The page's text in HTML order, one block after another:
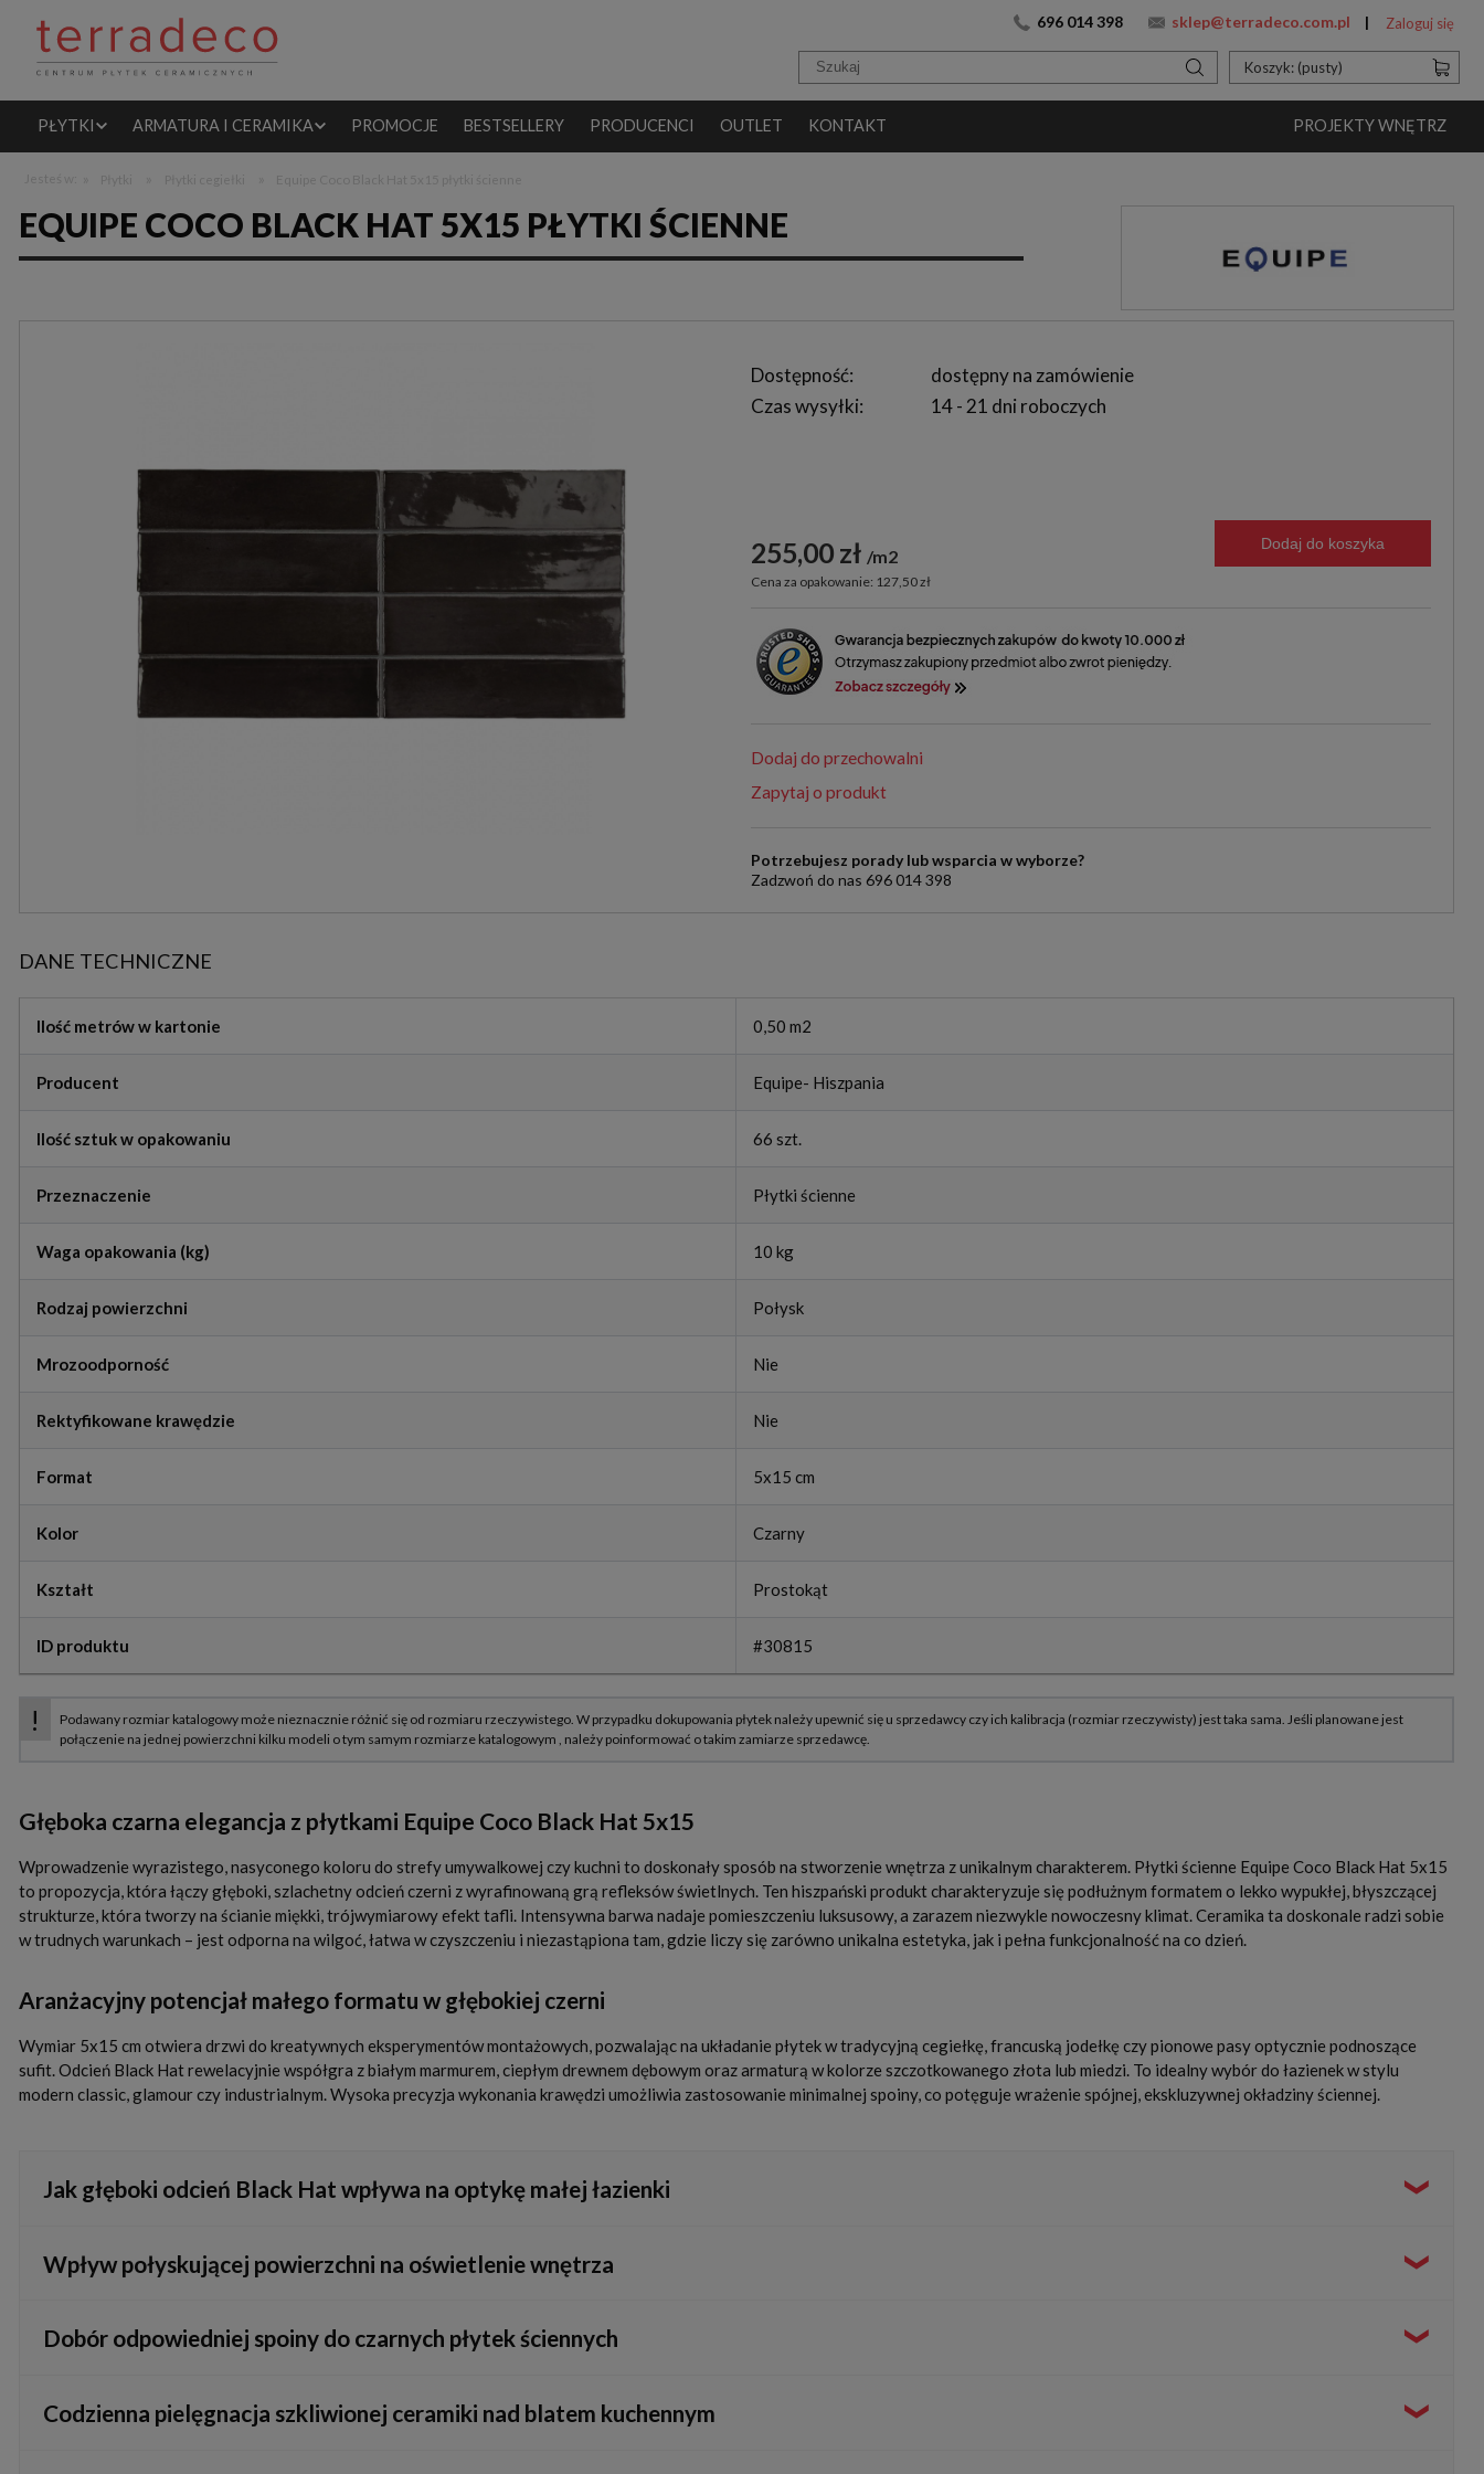
696 014 398 sklep@terradeco.com.pl Zaloguj się
Koszyk: (pusty)
PŁYTKI ARMATURA I CERAMIKA PROMOCJE BESTSELLERY PRODUCENCI OUTLET KONTAKT PROJEKTY WNĘTRZ
EQUIPE COCO BLACK HAT 5X15 PŁYTKI ŚCIENNE
Dostępność:
dostępny na zamówienie
Czas wysyłki:
14 - 21 dni roboczych
255,00 zł m2
Cena za opakowanie: 127,50 zł
Dodaj do koszyka
Dodaj do przechowalni
Zapytaj o produkt
Potrzebujesz porady lub wsparcia w wyborze?
Zadzwoń do nas 696 014 398
DANE TECHNICZNE
Ilość metrów w kartonie 0,50 m2
Producent Equipe- Hiszpania
Ilość sztuk w opakowaniu 66 szt.
Przeznaczenie Płytki ścienne
Waga opakowania (kg) 10 kg
Rodzaj powierzchni Połysk
Mrozoodporność Nie
Rektyfikowane krawędzie Nie
Format 5x15 cm
Kolor Czarny
Kształt Prostokąt
ID produktu #30815
Głęboka czarna elegancja z płytkami Equipe Coco Black Hat 5x15
Wprowadzenie wyrazistego, nasyconego koloru do strefy umywalkowej czy kuchni to doskonały sposób na stworzenie wnętrza z unikalnym charakterem. Płytki ścienne Equipe Coco Black Hat 5x15
to propozycja, która łączy głęboki, szlachetny odcień czerni z wyrafinowaną grą refleksów świetlnych. Ten hiszpański produkt charakteryzuje się podłużnym formatem o lekko wypukłej, błyszczącej
strukturze, która tworzy na ścianie miękki, trójwymiarowy efekt tafli. Intensywna barwa nadaje pomieszczeniu luksusowy, a zarazem niezwykle nowoczesny klimat. Ceramika ta doskonale radzi sobie
w trudnych warunkach – jest odporna na wilgoć, łatwa w czyszczeniu i niezastąpiona tam, gdzie liczy się zarówno unikalna estetyka, jak i pełna funkcjonalność na co dzień.
Aranżacyjny potencjał małego formatu w głębokiej czerni
Wymiar 5x15 cm otwiera drzwi do kreatywnych eksperymentów montażowych, pozwalając na układanie płytek w tradycyjną cegiełkę, francuską jodełkę czy pionowe pasy optycznie podnoszące
sufit. Odcień Black Hat rewelacyjnie współgra z białym marmurem, ciepłym drewnem dębowym oraz armaturą w kolorze szczotkowanego złota lub miedzi. To idealny wybór do łazienek w stylu
modern classic, glamour czy industrialnym. Wysoka precyzja wykonania krawędzi umożliwia zastosowanie minimalnej spoiny, co potęguje wrażenie spójnej, ekskluzywnej okładziny ściennej.
Jak głęboki odcień Black Hat wpływa na optykę małej łazienki
tworzy luksusowy kontrast, który odwraca uwagę od małego metrażu i dodaje przestrzeni wyrafinowanego sznytu.
Wpływ połyskującej powierzchni na oświetlenie wnętrza
co zapobiega efektowi zbytniego mroku i ożywia całą aranżację w eleganckim stylu.
Dobór odpowiedniej spoiny do czarnych płytek ściennych
ciemnego grafitu. Zapewnia to całkowitą nienasiąkliwość, ochronę przed pleśnią i nienaganny wygląd na lata.
Codzienna pielęgnacja szkliwionej ceramiki nad blatem kuchennym